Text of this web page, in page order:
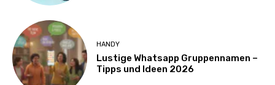
HANDY
Lustige Whatsapp Gruppennamen –
Tipps und Ideen 2026